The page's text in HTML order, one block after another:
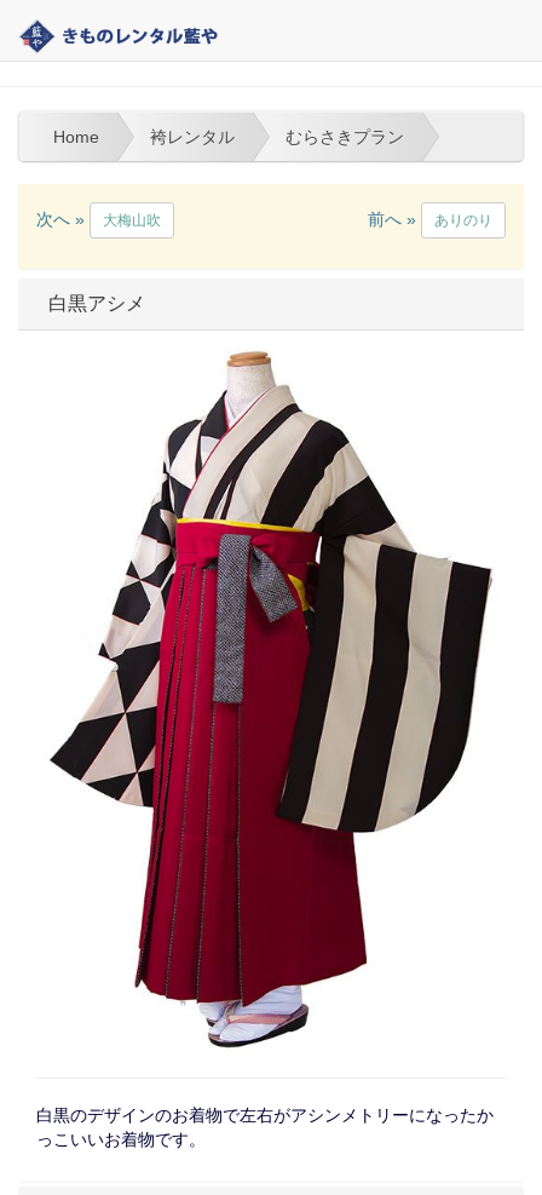
大分 | きものレンタル藍や | 袴レンタル
Home 袴レンタル むらさきプラン
次へ » 大梅山吹 前へ » ありのり
白黒アシメ
白黒のデザインのお着物で左右がアシンメトリーになったか
っこいいお着物です。